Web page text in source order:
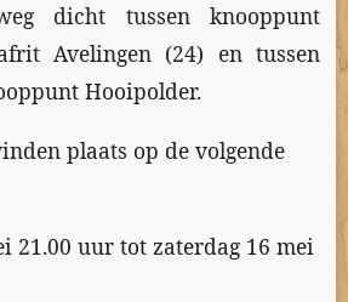
dicht tussen knooppunt
Avelingen (24) en tussen
Hooipolder.
plaats op de volgende
21.00 uur tot zaterdag 16 mei